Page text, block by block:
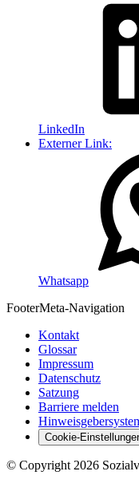
LinkedIn
Externer Link:
Whatsapp
FooterMeta-Navigation
Kontakt
Glossar
Impressum
Datenschutz
Satzung
Barriere melden
Cookie-
© Copyright 2026